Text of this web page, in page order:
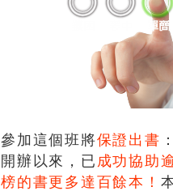
參加這個班將保證出書
開辦以來，已 成功協助
榜的書更多達百餘本！